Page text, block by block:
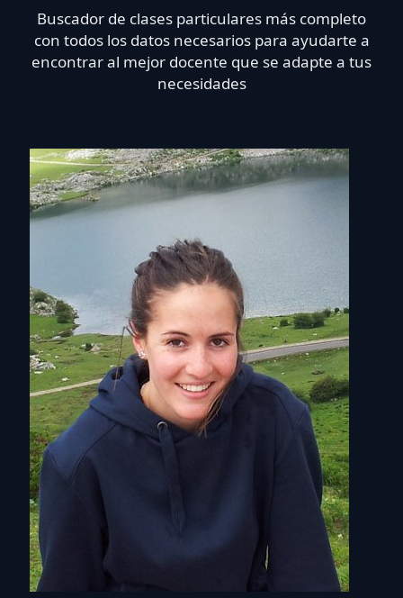
Buscador de clases particulares más completo
con todos los datos necesarios para ayudarte a
encontrar al mejor docente que se adapte a tus
necesidades